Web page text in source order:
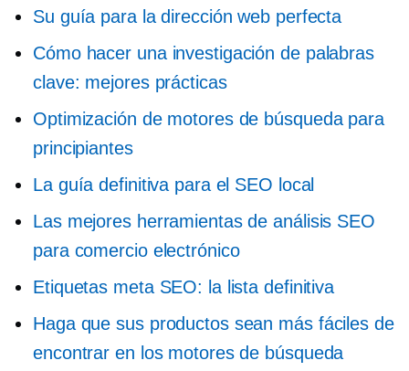
Su guía para la dirección web perfecta
Cómo hacer una investigación de palabras
clave: mejores prácticas
Optimización de motores de búsqueda para
principiantes
La guía definitiva para el SEO local
Las mejores herramientas de análisis SEO
para comercio electrónico
Etiquetas meta SEO: la lista definitiva
Haga que sus productos sean más fáciles de
encontrar en los motores de búsqueda